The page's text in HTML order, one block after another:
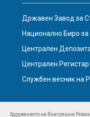
Државен Завод за
Национално Биро
Централен
Централен Регистар
Службен весник на
Здружението на Внатрешни